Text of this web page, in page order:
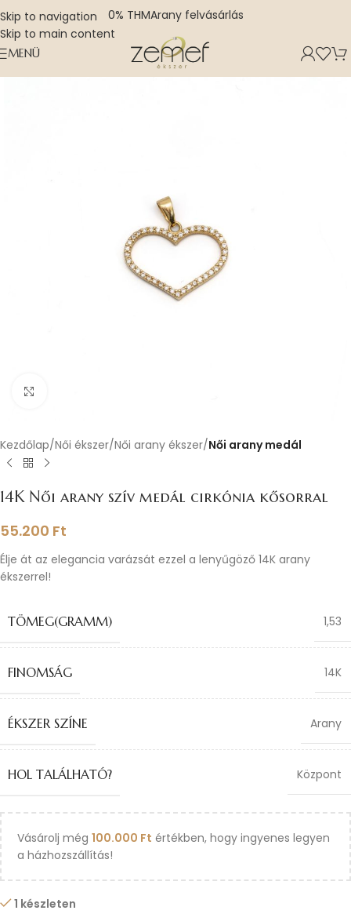
Skip to navigation
Skip to main content
0% THMArany felvásárlás
MENÜ
Kezdőlap Női ékszer Női arany ékszer Női arany medál
14K Női arany szív medál cirkónia kősorral
55.200 Ft
Élje át az elegancia varázsát ezzel a lenyűgöző 14K arany
ékszerrel!
TÖMEG(GRAMM) 1,53
FINOMSÁG 14K
ÉKSZER SZÍNE Arany
HOL TALÁLHATÓ? Központ
Vásárolj még 100.000 Ft értékben, hogy ingyenes legyen
a házhozszállítás!
1 készleten